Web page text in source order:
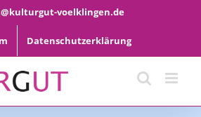
voelklingen.de
Datenschutzerklärung